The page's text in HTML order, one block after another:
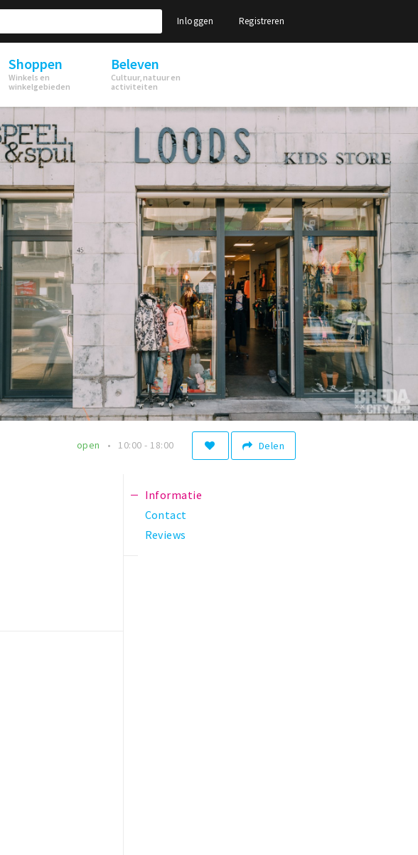
Inloggen Registreren
Shoppen
Winkels en
winkelgebieden
Beleven
Cultuur, natuur en
activiteiten
Delen
open 10:00 - 18:00
Informatie
Contact
Reviews